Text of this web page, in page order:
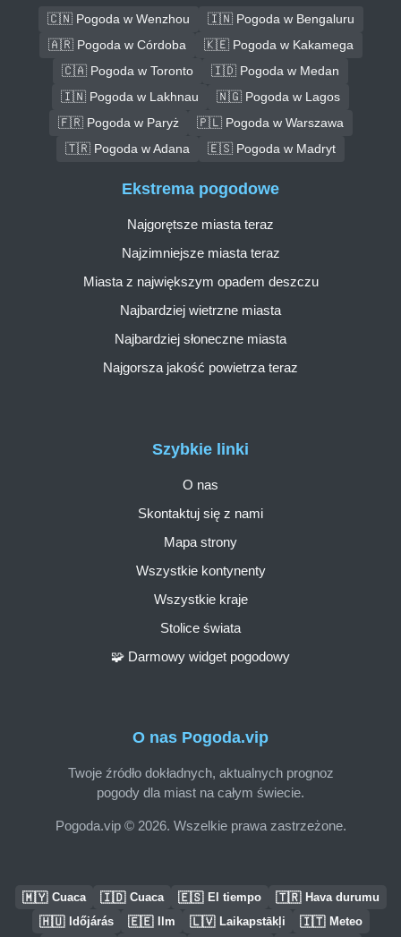
🇨🇳 Pogoda w Wenzhou
🇮🇳 Pogoda w Bengaluru
🇦🇷 Pogoda w Córdoba
🇰🇪 Pogoda w Kakamega
🇨🇦 Pogoda w Toronto
🇮🇩 Pogoda w Medan
🇮🇳 Pogoda w Lakhnau
🇳🇬 Pogoda w Lagos
🇫🇷 Pogoda w Paryż
🇵🇱 Pogoda w Warszawa
🇹🇷 Pogoda w Adana
🇪🇸 Pogoda w Madryt
O nas Pogoda.vip
Twoje źródło dokładnych, aktualnych prognoz
pogody dla miast na całym świecie.
Pogoda.vip © 2026. Wszelkie prawa zastrzeżone.
Szybkie linki
O nas
Skontaktuj się z nami
Mapa strony
Wszystkie kontynenty
Wszystkie kraje
Stolice świata
🧩 Darmowy widget pogodowy
Ekstrema pogodowe
Najgorętsze miasta teraz
Najzimniejsze miasta teraz
Miasta z największym opadem deszczu
Najbardziej wietrzne miasta
Najbardziej słoneczne miasta
Najgorsza jakość powietrza teraz
🇲🇾 Cuaca 🇮🇩 Cuaca 🇪🇸 El tiempo 🇹🇷 Hava durumu
🇭🇺 Időjárás 🇪🇪 Ilm 🇱🇻 Laikapstākļi 🇮🇹 Meteo